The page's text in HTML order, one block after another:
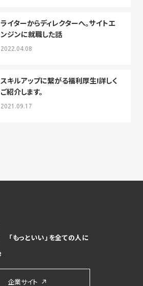
ライターからディレクターへ。サイトエ
ンジンに就職した話
2022.04.08
スキルアップに繋がる福利厚生!詳しく
ご紹介します。
2021.09.17
「もっといい」を全ての人に
企業サイト